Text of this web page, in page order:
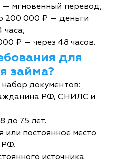
мгновенный перевод;
200 000 ₽ — деньги
часа;
₽ — через 48 часов.
для
займа?
документов:
РФ, СНИЛС и
до 75 лет.
или постоянное место
РФ.
источника